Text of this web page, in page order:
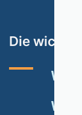
Die
VHB-